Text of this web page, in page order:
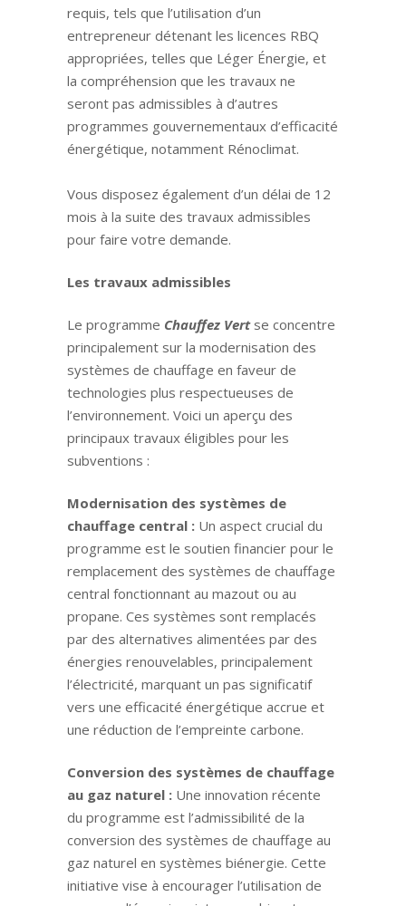
requis, tels que l’utilisation d’un
entrepreneur détenant les licences RBQ
appropriées, telles que Léger Énergie, et
la compréhension que les travaux ne
seront pas admissibles à d’autres
programmes gouvernementaux d’efficacité
énergétique, notamment Rénoclimat.
Vous disposez également d’un délai de 12
mois à la suite des travaux admissibles
pour faire votre demande.
Les travaux admissibles
Le programme Chauffez Vertse concentre
principalement sur la modernisation des
systèmes de chauffage en faveur de
technologies plus respectueuses de
l’environnement. Voici un aperçu des
principaux travaux éligibles pour les
subventions :
Modernisation des systèmes de
chauffage central : Un aspect crucial du
programme est le soutien financier pour le
remplacement des systèmes de chauffage
central fonctionnant au mazout ou au
propane. Ces systèmes sont remplacés
par des alternatives alimentées par des
énergies renouvelables, principalement
l’électricité, marquant un pas significatif
vers une efficacité énergétique accrue et
une réduction de l’empreinte carbone.
Conversion des systèmes de chauffage
au gaz naturel : Une innovation récente
du programme est l’admissibilité de la
conversion des systèmes de chauffage au
gaz naturel en systèmes biénergie. Cette
initiative vise à encourager l’utilisation de